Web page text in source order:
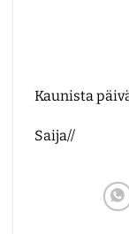
Kaunista
Saija//